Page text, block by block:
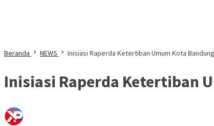
Beranda NEWS Inisiasi Raperda Ketertiban Umum Kota
Inisiasi Raperda Ketertiban